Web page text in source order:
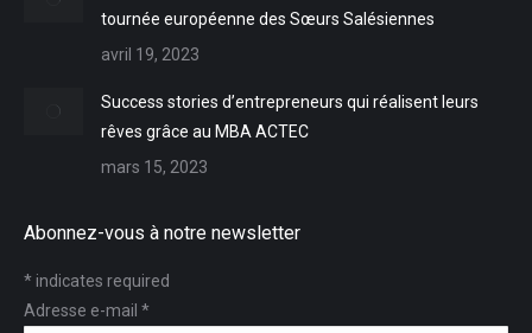
tournée européenne des Sœurs Salésiennes
avril 19, 2023
Success stories d’entrepreneurs qui réalisent leurs
rêves grâce au MBA ACTEC
mars 15, 2023
Abonnez-vous à notre newsletter
*indicates required
Adresse e-mail *